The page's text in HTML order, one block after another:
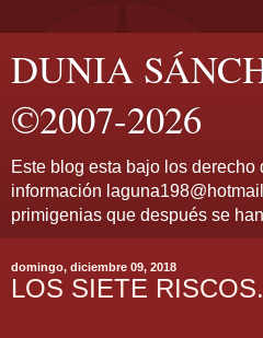
DUNIA
©2007-2026
Este blog esta bajo los derecho
información
primigenias que después se
domingo, diciembre 09, 2018
LOS SIETE